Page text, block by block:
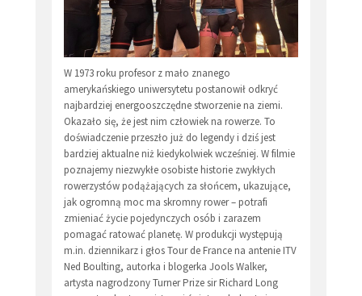
W 1973 roku profesor z mało znanego
amerykańskiego uniwersytetu postanowił odkryć
najbardziej energooszczędne stworzenie na ziemi.
Okazało się, że jest nim człowiek na rowerze. To
doświadczenie przeszło już do legendy i dziś jest
bardziej aktualne niż kiedykolwiek wcześniej. W filmie
poznajemy niezwykłe osobiste historie zwykłych
rowerzystów podążających za słońcem, ukazujące,
jak ogromną moc ma skromny rower – potrafi
zmieniać życie pojedynczych osób i zarazem
pomagać ratować planetę. W produkcji występują
m.in. dziennikarz i głos Tour de France na antenie ITV
Ned Boulting, autorka i blogerka Jools Walker,
artysta nagrodzony Turner Prize sir Richard Long